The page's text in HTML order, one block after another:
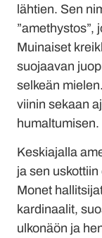
lähtien. Sen
”amethystos”,
Muinaiset
suojaavan
selkeän
viinin sekaan
humaltumisen.
Keskiajalla
ja sen
Monet
kardinaalit,
ulkonäön ja